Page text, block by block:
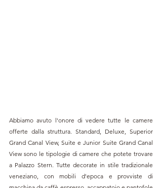
Abbiamo avuto l'onore di vedere tutte le camere
offerte dalla struttura. Standard, Deluxe, Superior
Grand Canal View, Suite e Junior Suite Grand Canal
View sono le tipologie di camere che potete trovare
a Palazzo Stern. Tutte decorate in stile tradizionale
veneziano, con mobili d'epoca e provviste di